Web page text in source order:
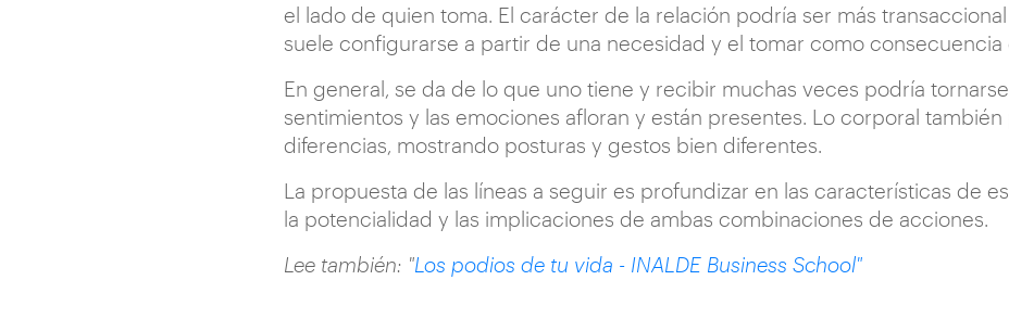
el lado de quien toma. El carácter de la relación podría ser más
suele configurarse a partir de una necesidad y el tomar como consecuencia
En general, se da de lo que uno tiene y recibir muchas veces podría
sentimientos y las emociones afloran y están presentes. Lo corporal
diferencias, mostrando posturas y gestos bien diferentes.
La propuesta de las líneas a seguir es profundizar en las características de
la potencialidad y las implicaciones de ambas combinaciones de acciones.
Lee también: "Los podios de tu vida - INALDE Business School"